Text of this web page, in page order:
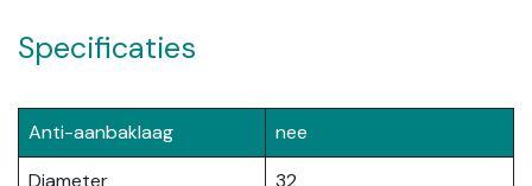
Specificaties
Anti-aanbaklaag
nee
Diameter
32